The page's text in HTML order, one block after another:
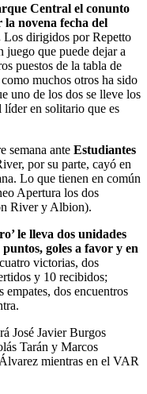
Central el conunto
novena fecha del
Los dirigidos por Repetto
juego que puede dejar a
puestos de la tabla de
muchos otros ha sido
uno de los dos se lleve los
líder en solitario que es
semana ante Estudiantes
por su parte, cayó en
Lo que tienen en común
Apertura los dos
River y Albion).
le lleva dos unidades
goles a favor y en
victorias, dos
y 10 recibidos;
dos encuentros
José Javier Burgos
Tarán y Marcos
mientras en el VAR